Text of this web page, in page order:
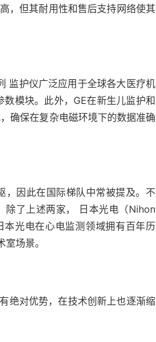
，但其耐用性和售后支持网络使其
护仪广泛应用于全球各大医疗机
模块。此外，GE在新生儿监护和
确保在复杂电磁环境下的数据准确
因此在国际梯队中常被提及。不
除了上述两家， 日本光电（Nihon
光电在心电监测领域拥有百年历
场景。
绝对优势，在技术创新上也逐渐缩